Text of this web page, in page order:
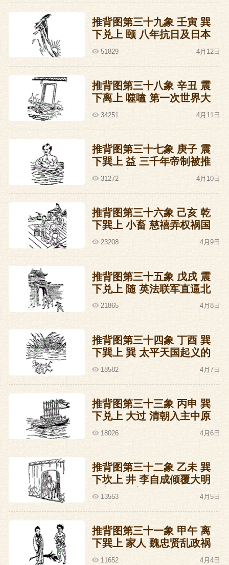
推背图第三十九象 壬寅 巽
下兑上 颐 八年抗日及日本
投降的预言
51829 4月12日
推背图第三十八象 辛丑 震
下离上 噬嗑 第一次世界大
战爆发的预言
34251 4月11日
推背图第三十七象 庚子 震
下巽上 益 三千年帝制被推
翻的预言
31272 4月10日
推背图第三十六象 己亥 乾
下巽上 小畜 慈禧弄权祸国
的预言
23208 4月9日
推背图第三十五象 戊戌 震
下兑上 随 英法联军直逼北
京火烧圆明园的预言
21865 4月8日
推背图第三十四象 丁酉 巽
下巽上 巽 太平天国起义的
预言
18582 4月7日
推背图第三十三象 丙申 巽
下兑上 大过 清朝入主中原
的预言
18026 4月6日
推背图第三十二象 乙未 巽
下坎上 井 李自成倾覆大明
王朝的预言
13553 4月5日
推背图第三十一象 甲午 离
下巽上 家人 魏忠贤乱政祸
国的预言
11652 4月4日